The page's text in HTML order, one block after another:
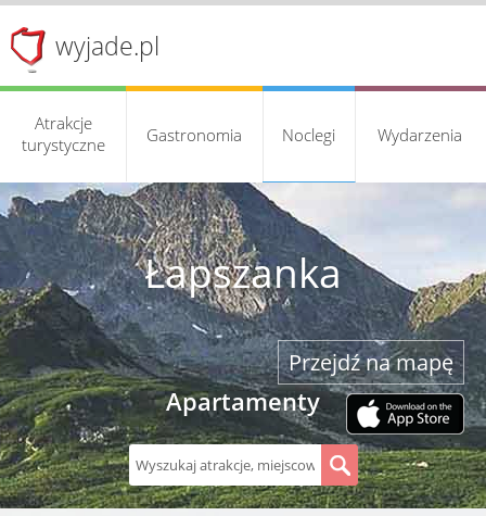
wyjade.pl
Atrakcje
turystyczne
Gastronomia Noclegi Wydarzenia
Łapszanka
Apartamenty
Przejdź na mapę